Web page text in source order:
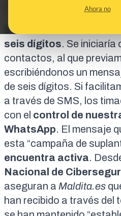
Ahora no
Esta cadena advierte del
seis dígitos. Se iniciaría
contactos, al que
escribiéndonos un
de seis dígitos. Si
a través de SMS, los
con el control de
WhatsApp. El mensaje
esta “campaña de
encuentra activa.
Nacional de
aseguran a Maldita.es
han recibido a través del